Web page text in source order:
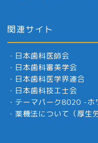
関連サイト
・ 日本歯科医師会
・ 日本歯科審美学会
・ 日本歯科医学界連合
・ 日本歯科技工士会
・ テーマパーク8020 -ホ
・ 薬機法について（厚生